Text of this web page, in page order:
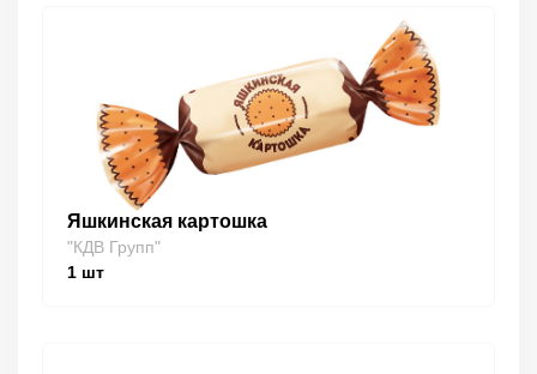
Яшкинская картошка
"КДВ Групп"
1 шт